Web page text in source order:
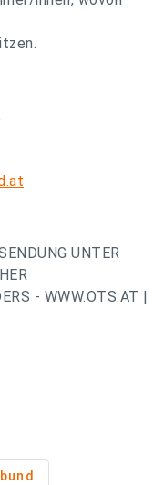
UNTER
- WWW.OTS.AT |